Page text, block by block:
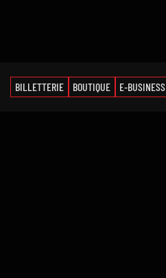
BILLETTERIE BOUTIQUE E-BUSINESS